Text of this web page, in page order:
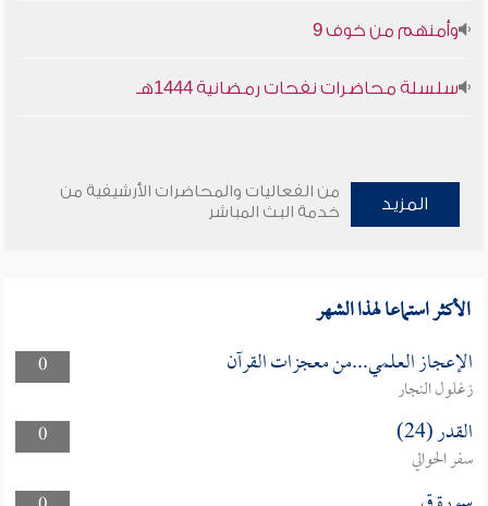
وأمنهم من خوف 9
سلسلة محاضرات نفحات رمضانية 1444هـ
المزيد
من الفعاليات والمحاضرات الأرشيفية من
خدمة البث المباشر
الأكثر استماعا لهذا الشهر
0 الإعجاز العلمي...من معجزات القرآن
زغلول النجار
0
القدر (24)
سفر الحوالي